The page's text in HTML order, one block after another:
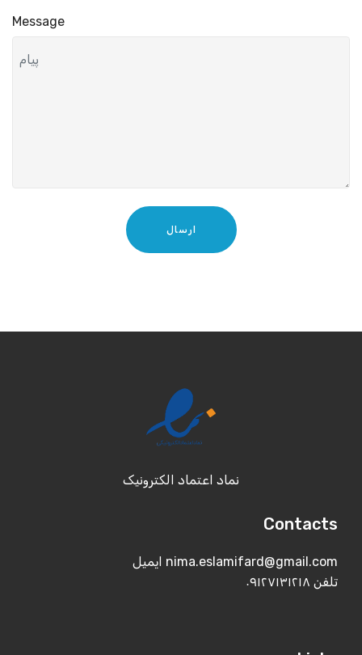
Message
ارسال
نماد اعتماد الکترونیک
Contacts
ایمیل nima.eslamifard@gmail.com
۰۹۱۲۷۱۳۱۲۱۸ تلفن